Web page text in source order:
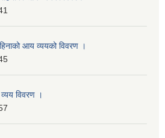
आय व्ययको विवरण ।
विवरण ।